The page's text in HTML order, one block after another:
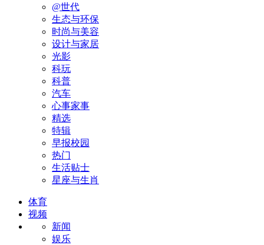
@世代
生态与环保
时尚与美容
设计与家居
光影
科玩
科普
汽车
心事家事
精选
特辑
早报校园
热门
生活贴士
星座与生肖
体育
视频
新闻
娱乐